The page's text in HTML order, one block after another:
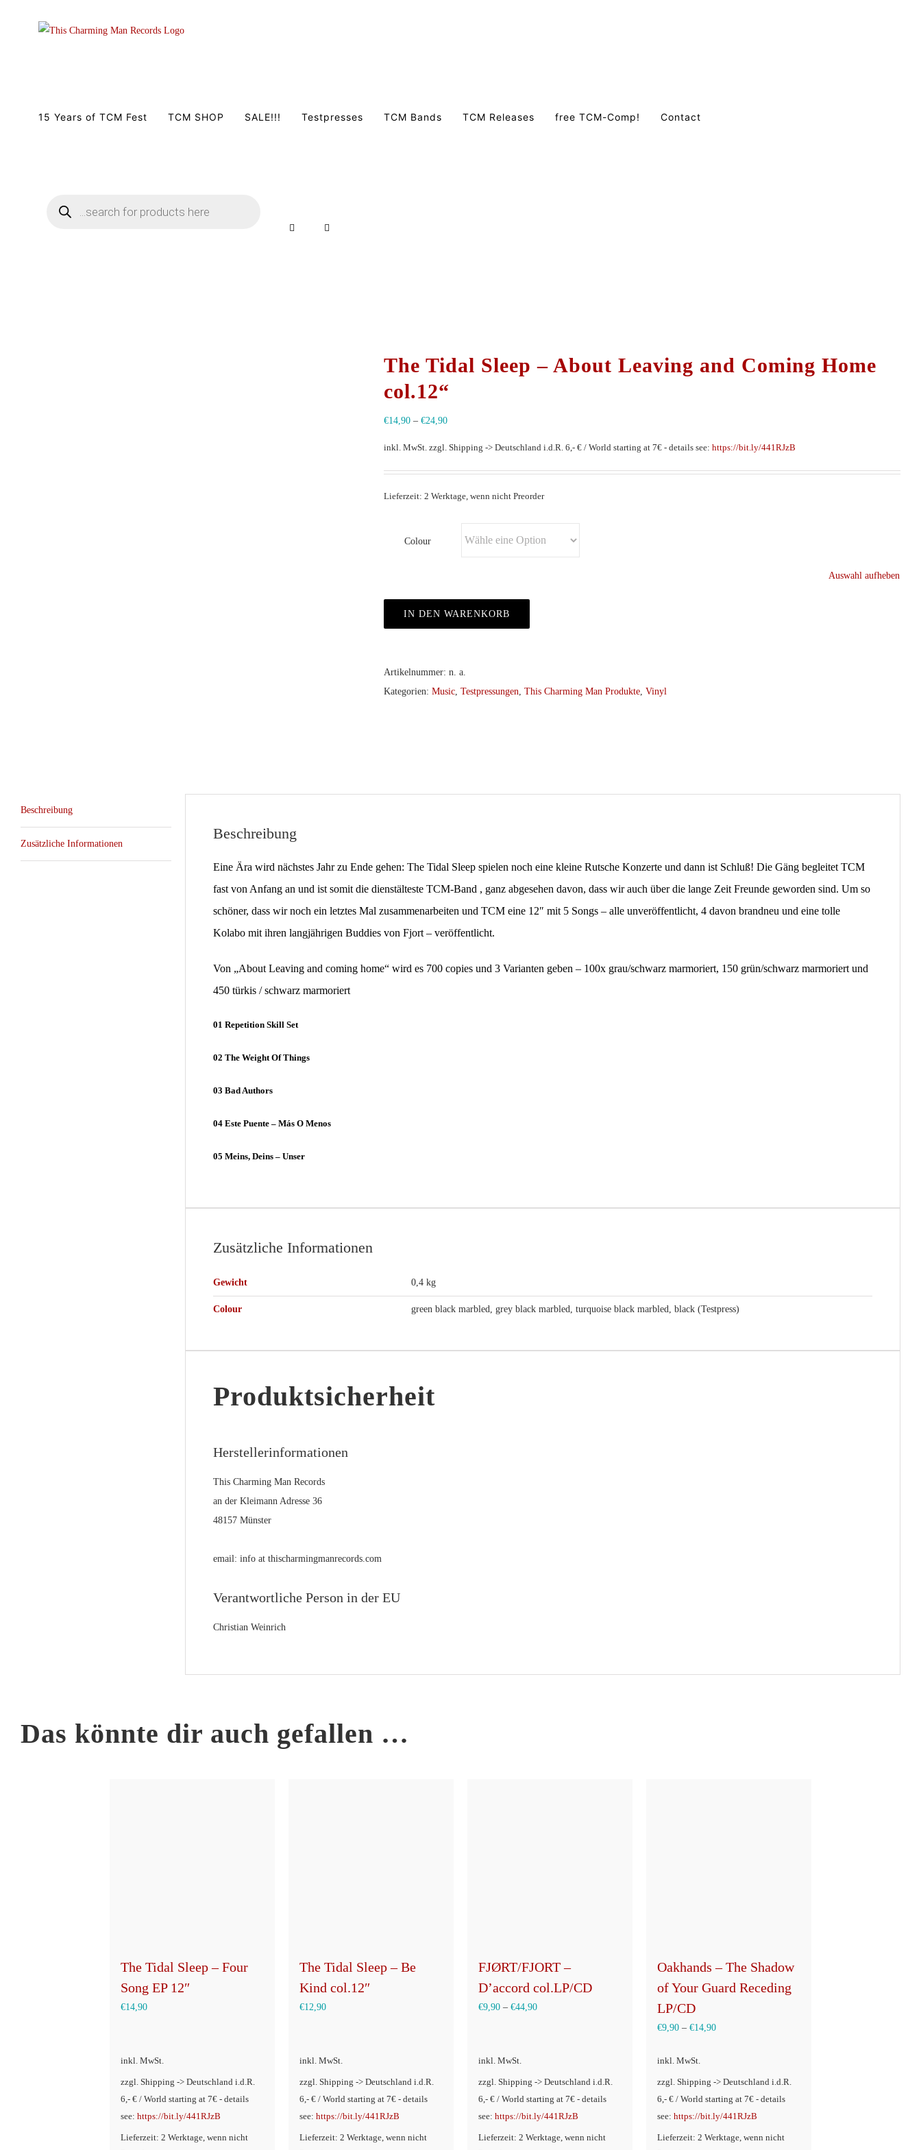
15 Years of TCM Fest TCM SHOP SALE!!! Testpresses TCM Bands TCM Releases free TCM-Comp! Contact
search
The Tidal Sleep – About Leaving and Coming Home
col.12“
€14,90 – €24,90
inkl. MwSt. zzgl. Shipping -> Deutschland i.d.R. 6,- € / World starting at 7€ - details see: https://bit.ly/441RJzB
Lieferzeit: 2 Werktage, wenn nicht Preorder
Colour
Auswahl aufheben
IN DEN WARENKORB
Artikelnummer: n. a.
Kategorien: Music Testpressungen This Charming Man Produkte Vinyl
Beschreibung
Zusätzliche Informationen
Beschreibung
Eine Ära wird nächstes Jahr zu Ende gehen: The Tidal Sleep spielen noch eine kleine Rutsche Konzerte und dann ist Schluß! Die Gäng begleitet TCM
fast von Anfang an und ist somit die dienstälteste TCM-Band , ganz abgesehen davon, dass wir auch über die lange Zeit Freunde geworden sind. Um so
schöner, dass wir noch ein letztes Mal zusammenarbeiten und TCM eine 12″ mit 5 Songs – alle unveröffentlicht, 4 davon brandneu und eine tolle
Kolabo mit ihren langjährigen Buddies von Fjort – veröffentlicht.
Von „About Leaving and coming home“ wird es 700 copies und 3 Varianten geben – 100x grau/schwarz marmoriert, 150 grün/schwarz marmoriert und
450 türkis / schwarz marmoriert
01 Repetition Skill Set
02 The Weight Of Things
03 Bad Authors
04 Este Puente – Más O Menos
05 Meins, Deins – Unser
Zusätzliche Informationen
Gewicht 0,4 kg
Colour green black marbled, grey black marbled, turquoise black marbled, black (Testpress)
Produktsicherheit
Herstellerinformationen
This Charming Man Records
an der Kleimann Adresse 36
48157 Münster
email: info at thischarmingmanrecords.com
Verantwortliche Person in der EU
Christian Weinrich
Das könnte dir auch gefallen …
The Tidal Sleep – Four
Song EP 12″
€14,90
inkl. MwSt.
zzgl. Shipping -> Deutschland i.d.R.
6,- € / World starting at 7€ - details
see:https://bit.ly/441RJzB
Lieferzeit: 2 Werktage, wenn nicht
The Tidal Sleep – Be
Kind col.12″
€12,90
inkl. MwSt.
zzgl. Shipping -> Deutschland i.d.R.
6,- € / World starting at 7€ - details
see:https://bit.ly/441RJzB
Lieferzeit: 2 Werktage, wenn nicht
FJØRT/FJORT –
D’accord col.LP/CD
€9,90 – €44,90
inkl. MwSt.
zzgl. Shipping -> Deutschland i.d.R.
6,- € / World starting at 7€ - details
see: https://bit.ly/441RJzB
Lieferzeit: 2 Werktage, wenn nicht
Oakhands – The Shadow
of Your Guard Receding
LP/CD
€9,90– €14,90
inkl. MwSt.
zzgl. Shipping -> Deutschland i.d.R.
6,- € / World starting at 7€ - details
see: https://bit.ly/441RJzB
Lieferzeit: 2 Werktage, wenn nicht